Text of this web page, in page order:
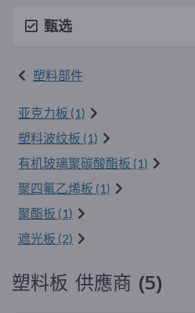
甄选
塑料部件
亚克力板 (1)
塑料波纹板 (1)
有机玻璃聚碳酸酯板 (1)
聚四氟乙烯板 (1)
聚酯板 (1)
遮光板 (2)
塑料板 供應商 (5)